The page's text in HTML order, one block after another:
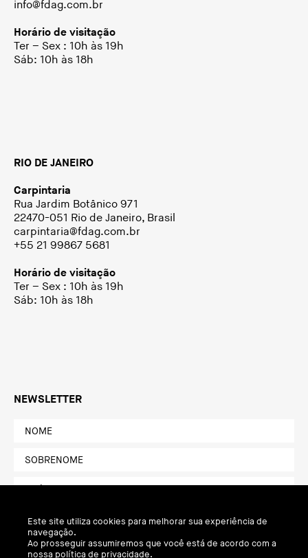
info@fdag.com.br
Horário de visitação
Ter – Sex : 10h às 19h
Sáb: 10h às 18h
RIO DE JANEIRO
Carpintaria
Rua Jardim Botânico 971
22470-051 Rio de Janeiro, Brasil
carpintaria@fdag.com.br
+55 21 99867 5681
Horário de visitação
Ter – Sex : 10h às 19h
Sáb: 10h às 18h
NEWSLETTER
Este site utiliza cookies para melhorar sua experiência de
navegação.
Ao prosseguir assumiremos que você está de acordo com a
nossa política de privacidade.